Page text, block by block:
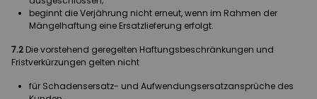
beginnt die Verjährung nicht erneut, wenn im Rahmen der
Mängelhaftung eine Ersatzlieferung erfolgt.
7.2 Die vorstehend geregelten Haftungsbeschränkungen und
Fristverkürzungen gelten nicht
für Schadensersatz- und Aufwendungsersatzansprüche des